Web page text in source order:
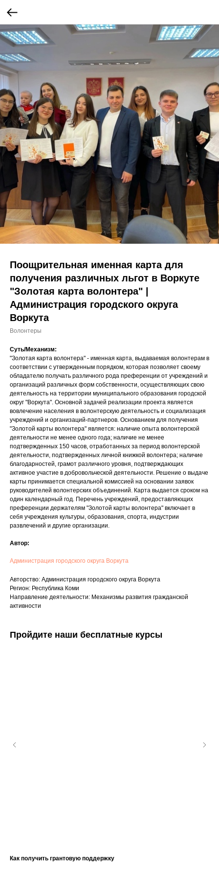
Поощрительная именная карта для
получения различных льгот в Воркуте
"Золотая карта волонтера" |
Администрация городского округа
Воркута
Волонтеры
Суть/Механизм:
"Золотая карта волонтера" - именная карта, выдаваемая волонтерам в
соответствии с утвержденным порядком, которая позволяет своему
обладателю получать различного рода преференции от учреждений и
организаций различных форм собственности, осуществляющих свою
деятельность на территории муниципального образования городской
округ "Воркута". Основной задачей реализации проекта является
вовлечение населения в волонтерскую деятельность и социализация
учреждений и организаций-партнеров. Основанием для получения
"Золотой карты волонтера" является: наличие опыта волонтерской
деятельности не менее одного года; наличие не менее
подтвержденных 150 часов, отработанных за период волонтерской
деятельности, подтвержденных личной книжкой волонтера; наличие
благодарностей, грамот различного уровня, подтверждающих
активное участие в добровольческой деятельности. Решение о выдаче
карты принимается специальной комиссией на основании заявок
руководителей волонтерских объединений. Карта выдается сроком на
один календарный год. Перечень учреждений, предоставляющих
преференции держателям "Золотой карты волонтера" включает в
себя учреждения культуры, образования, спорта, индустрии
развлечений и другие организации.
Автор:
Администрация городского округа Воркута
Авторство: Администрация городского округа Воркута
Регион: Республика Коми
Направление деятельности: Механизмы развития гражданской
активности
Пройдите наши бесплатные курсы
Как получить грантовую поддержку